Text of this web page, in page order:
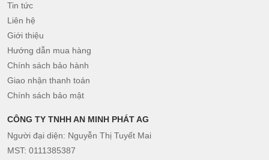
Tin tức
Liên hệ
Giới thiệu
Hướng dẫn mua hàng
Chính sách bảo hành
Giao nhận thanh toán
Chính sách bảo mật
CÔNG TY TNHH AN MINH PHÁT AG
Người đại diện: Nguyễn Thị Tuyết Mai
MST: 0111385387